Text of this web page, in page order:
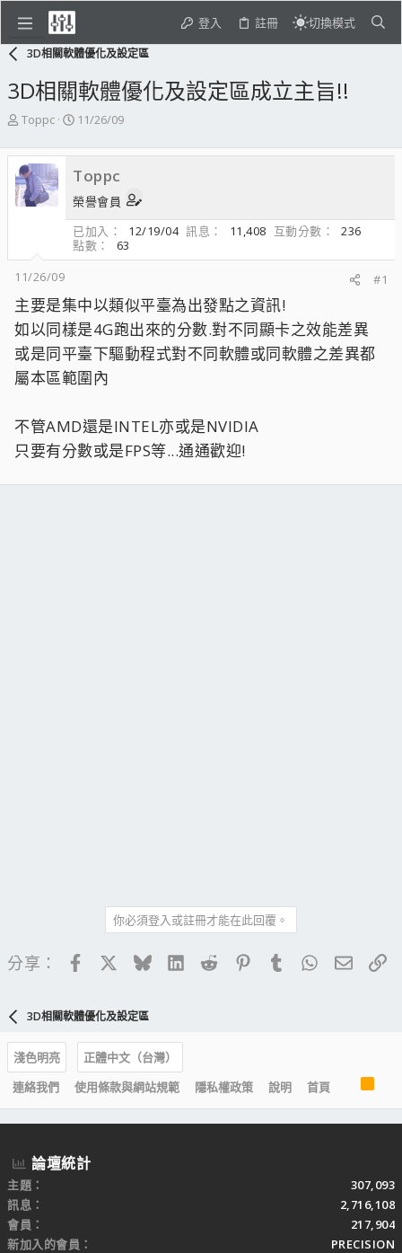
登入 註冊 切換模式
3D相關軟體優化及設定區
3D相關軟體優化及設定區成立主旨!!
主
發
起
人
Toppc
開
日
期
11/26/09
Toppc
榮譽會員
已加入
12/19/04 訊息 11,408 互動分數
236
點數
63
11/26/09
#1
主要是集中以類似平臺為出發點之資訊!
如以同樣是4G跑出來的分數.對不同顯卡之效能差異
或是同平臺下驅動程式對不同軟體或同軟體之差異都
屬本區範圍內
不管AMD還是INTEL亦或是NVIDIA
只要有分數或是FPS等...通通歡迎!
你必須登入或註冊才能在此回覆。
分享： FacebookBlueskyLinkedIn
Reddit PinterestTumblrWhatsApp
電子
3D相關軟體優化及設定區
淺色明亮
正體中文（台灣）
連絡我們
使用條款與網站規範 隱私權政策 說明 首頁
S
論壇統計
主題
307,093
訊息
2,716,108
會員
217,904
新加入的會員
PRECISION